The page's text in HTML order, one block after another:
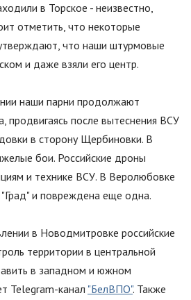
в Торское - неизвестно,
отметить, что некоторые
что наши штурмовые
и даже взяли его центр.
наши парни продолжают
продвигаясь после вытеснения ВСУ
в сторону Щербиновки. В
бои. Российские дроны
и технике ВСУ. В Веролюбовке
"Град"и повреждена еще одна.
в Новодмитровке российские
территории в центральной
в западном и южном
Telegram-канал "БелВПО". Также